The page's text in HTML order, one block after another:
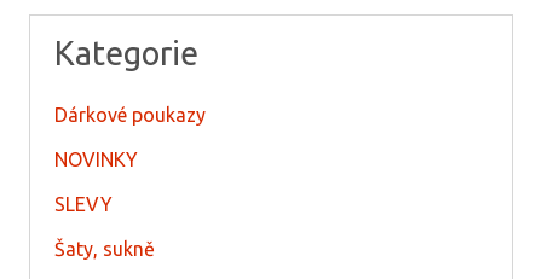
Kategorie
Dárkové poukazy
NOVINKY
SLEVY
Šaty, sukně